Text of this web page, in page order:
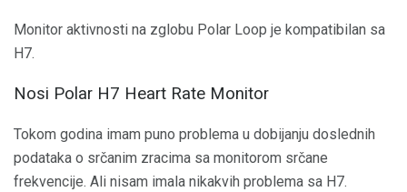
Monitor aktivnosti na zglobu Polar Loop je kompatibilan sa
H7.
Nosi Polar H7 Heart Rate Monitor
Tokom godina imam puno problema u dobijanju doslednih
podataka o srčanim zracima sa monitorom srčane
frekvencije. Ali nisam imala nikakvih problema sa H7.